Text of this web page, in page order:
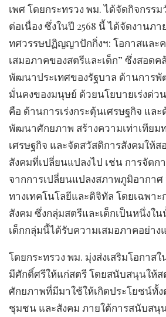
เพศ โดยกระทรวง พม. ได้จัดกิจกรร
ต่อเนื่อง ซึ่งในปี 2568 นี้ ได้จัดงานภา
ทศวรรษปฏิญญาปักกิ่งฯ: โอกาสและ
เสมอภาคของสตรีและเด็ก” ซึ่งสอด
พัฒนาประเทศของรัฐบาล ด้านการ
มั่นคงของมนุษย์ ด้วยนโยบายเร่งด่ว
คือ ด้านการเร่งกระตุ้นเศรษฐกิจ แล
พัฒนาศักยภาพ สร้างความเท่าเทียม
เศรษฐกิจ และจัดสวัสดิการสังคมให้
สังคมที่เปลี่ยนแปลงไป เช่น การจัดก
จากการเปลี่ยนแปลงสภาพภูมิอากาศ
ทางเทคโนโลยีและดิจิทัล โดยเฉพาะ
สังคม ซึ่งกลุ่มสตรีและเด็กเป็นหนึ่งใ
เด็กกลุ่มนี้ได้รับความเสมอภาคอย่าง
โดยกระทรวง พม. มุ่งส่งเสริมโอกาส
มีศักดิ์ศรีให้แก่สตรี โดยสนับสนุนให้ส
ศักยภาพที่มีมาใช้ให้เกิดประโยชน์ทั้ง
ชุมชน และสังคม ภายใต้การสนับสนุ